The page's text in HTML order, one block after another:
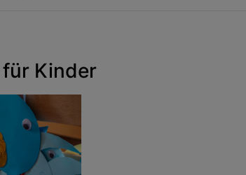
Kinder